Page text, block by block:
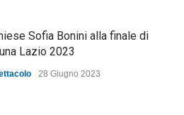
Sofia Bonini alla finale di
Lazio 2023
28 Giugno 2023